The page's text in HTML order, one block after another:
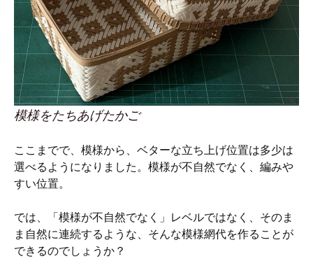
模様をたちあげたかご
ここまでで、模様から、ベターな立ち上げ位置は多少は
選べるようになりました。模様が不自然でなく、編みや
すい位置。
では、「模様が不自然でなく」レベルではなく、そのま
ま自然に連続するような、そんな模様網代を作ることが
できるのでしょうか？